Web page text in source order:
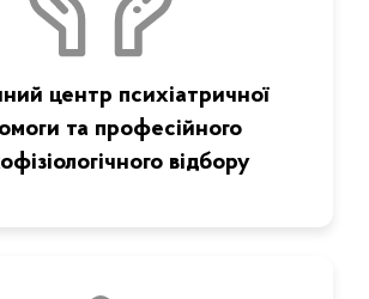
центр психіатричної
та професійного
відбору